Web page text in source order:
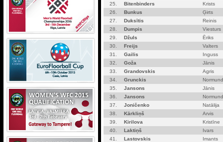
25.
Bitenbinders
Krists
26.
Bunkus
Ģirts
27.
Duksītis
Reinis
28.
Dumpis
Viesturs
29.
Džuls
Ēriks
30.
Freijs
Valters
31.
Gailis
Inguss
32.
Goža
Jānis
33.
Grandovskis
Agris
34.
Grunckis
35.
Jansons
Jānis
36.
Jansons
37.
Joničenko
Natālija
38.
Kārkliņš
Arvis
39.
Kirilova
Kristīne
40.
Laktiņš
Ivars
41.
Lastovskis
Imants